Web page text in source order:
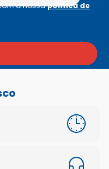
a nossapolítica de